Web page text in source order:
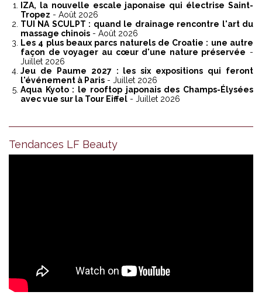
IZA, la nouvelle escale japonaise qui électrise Saint-
Tropez - Août 2026
TUI NA SCULPT : quand le drainage rencontre l'art du
massage chinois - Août 2026
Les 4 plus beaux parcs naturels de Croatie : une autre
façon de voyager au cœur d'une nature préservée -
Juillet 2026
Jeu de Paume 2027 : les six expositions qui feront
l'événement à Paris - Juillet 2026
Aqua Kyoto : le rooftop japonais des Champs-Élysées
avec vue sur la Tour Eiffel - Juillet 2026
Tendances LF Beauty